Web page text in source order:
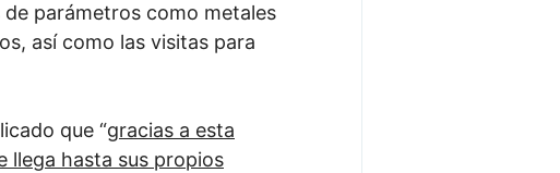
parámetros como metales
así como las visitas para
que “gracias a esta
llega hasta sus propios